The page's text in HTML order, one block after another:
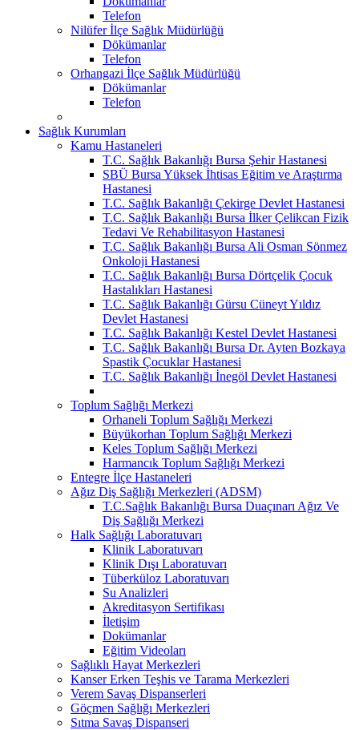
Telefon
Nilüfer İlçe Sağlık Müdürlüğü
Dökümanlar
Telefon
Orhangazi İlçe Sağlık Müdürlüğü
Dökümanlar
Telefon
Sağlık Kurumları
Kamu Hastaneleri
T.C. Sağlık Bakanlığı Bursa Şehir Hastanesi
SBÜ Bursa Yüksek İhtisas Eğitim ve Araştırma
Hastanesi
T.C. Sağlık Bakanlığı Çekirge Devlet Hastanesi
T.C. Sağlık Bakanlığı Bursa İlker Çelikcan Fizik
Tedavi Ve Rehabilitasyon Hastanesi
T.C. Sağlık Bakanlığı Bursa Ali Osman Sönmez
Onkoloji Hastanesi
T.C. Sağlık Bakanlığı Bursa Dörtçelik Çocuk
Hastalıkları Hastanesi
T.C. Sağlık Bakanlığı Gürsu Cüneyt Yıldız
Devlet Hastanesi
T.C. Sağlık Bakanlığı Kestel Devlet Hastanesi
T.C. Sağlık Bakanlığı Bursa Dr. Ayten Bozkaya
Spastik Çocuklar Hastanesi
T.C. Sağlık Bakanlığı İnegöl Devlet Hastanesi
Toplum Sağlığı Merkezi
Orhaneli Toplum Sağlığı Merkezi
Büyükorhan Toplum Sağlığı Merkezi
Keles Toplum Sağlığı Merkezi
Harmancık Toplum Sağlığı Merkezi
Entegre İlçe Hastaneleri
Ağız Diş Sağlığı Merkezleri (ADSM)
T.C.Sağlık Bakanlığı Bursa Duaçınarı Ağız Ve
Diş Sağlığı Merkezi
Halk Sağlığı Laboratuvarı
Klinik Laboratuvarı
Klinik Dışı Laboratuvarı
Tüberküloz Laboratuvarı
Su Analizleri
Akreditasyon Sertifikası
İletişim
Dokümanlar
Eğitim Videoları
Sağlıklı Hayat Merkezleri
Kanser Erken Teşhis ve Tarama Merkezleri
Verem Savaş Dispanserleri
Göçmen Sağlığı Merkezleri
Sıtma Savaş Dispanseri